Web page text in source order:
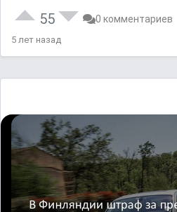
55 0 комментариев
5 лет назад